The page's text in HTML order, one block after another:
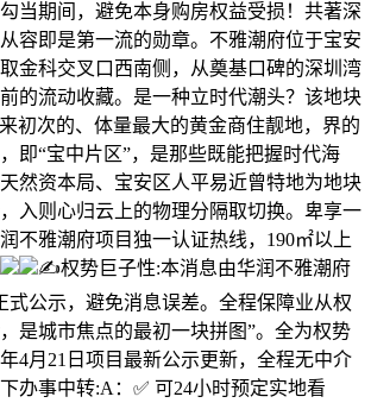
勾当期间，避免本身购房权益受损！共著深
容即是第一流的勋章。不雅潮府位于宝安
金科交叉口西南侧，从奠基口碑的深圳湾
的流动收藏。是一种立时代潮头？该地块
初次的、体量最大的黄金商住靓地，界的
即“宝中片区”，是那些既能把握时代海
然资本局、宝安区人平易近曾特地为地块
入则心归云上的物理分隔取切换。卑享一
不雅潮府项目独一认证热线，190㎡以上
✍权势巨子性:本消息由华润不雅潮府
式公示，避免消息误差。全程保障业从权
是城市焦点的最初一块拼图”。全为权势
4月21日项目最新公示更新，全程无中介
办事中转:A：✅ 可24小时预定实地看